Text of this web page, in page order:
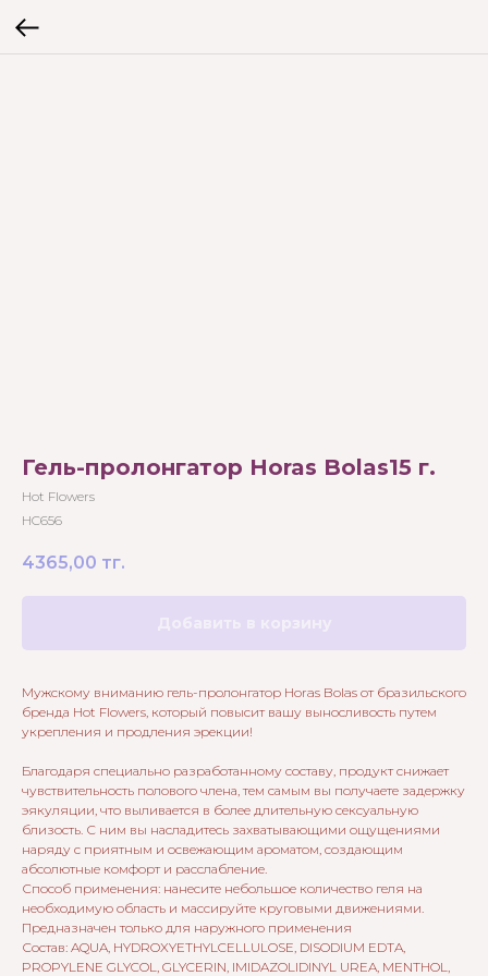
Гель-пролонгатор Horas Bolas15 г.
Hot Flowers
HC656
4365,00 тг.
Мужскому вниманию гель-пролонгатор Horas Bolas от бразильского
бренда Hot Flowers, который повысит вашу выносливость путем
укрепления и продления эрекции!
Благодаря специально разработанному составу, продукт снижает
чувствительность полового члена, тем самым вы получаете задержку
эякуляции, что выливается в более длительную сексуальную
близость. С ним вы насладитесь захватывающими ощущениями
наряду с приятным и освежающим ароматом, создающим
абсолютные комфорт и расслабление.
Способ применения: нанесите небольшое количество геля на
необходимую область и массируйте круговыми движениями.
Предназначен только для наружного применения
Состав: AQUA, HYDROXYETHYLCELLULOSE, DISODIUM EDTA,
PROPYLENE GLYCOL, GLYCERIN, IMIDAZOLIDINYL UREA, MENTHOL,